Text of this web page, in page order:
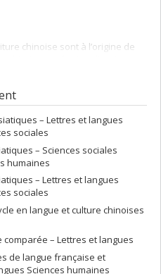
chinoise sont à l’origine de
(interprétation d’anciens
la sinologie. Mon sinogramme
d’un aspect
appliquant des méthodes
sources chinoises, enquêtes
l’appartenance à la
étapes de ma formation
(Chine), Université Paris 7,
de l’Asie orientale.
– Lettres et langues
sociales
– Sciences sociales
humaines
– Lettres et langues
sociales
en langue et culture chinoises
– Lettres et langues
de langue française et
Sciences humaines